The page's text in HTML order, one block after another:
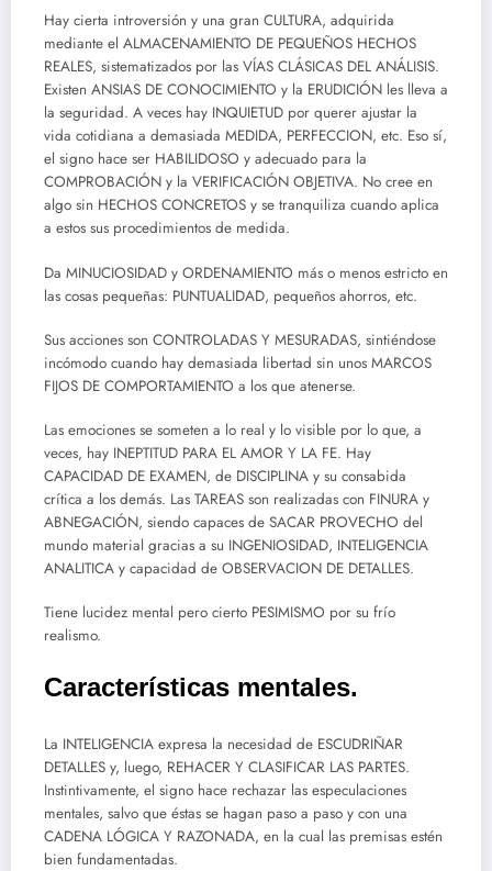
Hay cierta introversión y una gran CULTURA, adquirida
mediante el ALMACENAMIENTO DE PEQUEÑOS HECHOS
REALES, sistematizados por las VÍAS CLÁSICAS DEL ANÁLISIS.
Existen ANSIAS DE CONOCIMIENTO y la ERUDICIÓN les lleva a
la seguridad. A veces hay INQUIETUD por querer ajustar la
vida cotidiana a demasiada MEDIDA, PERFECCION, etc. Eso sí,
el signo hace ser HABILIDOSO y adecuado para la
COMPROBACIÓN y la VERIFICACIÓN OBJETIVA. No cree en
algo sin HECHOS CONCRETOS y se tranquiliza cuando aplica
a estos sus procedimientos de medida.
Da MINUCIOSIDAD y ORDENAMIENTO más o menos estricto en
las cosas pequeñas: PUNTUALIDAD, pequeños ahorros, etc.
Sus acciones son CONTROLADAS Y MESURADAS, sintiéndose
incómodo cuando hay demasiada libertad sin unos MARCOS
FIJOS DE COMPORTAMIENTO a los que atenerse.
Las emociones se someten a lo real y lo visible por lo que, a
veces, hay INEPTITUD PARA EL AMOR Y LA FE. Hay
CAPACIDAD DE EXAMEN, de DISCIPLINA y su consabida
crítica a los demás. Las TAREAS son realizadas con FINURA y
ABNEGACIÓN, siendo capaces de SACAR PROVECHO del
mundo material gracias a su INGENIOSIDAD, INTELIGENCIA
ANALITICA y capacidad de OBSERVACION DE DETALLES.
Tiene lucidez mental pero cierto PESIMISMO por su frío
realismo.
Características mentales.
La INTELIGENCIA expresa la necesidad de ESCUDRIÑAR
DETALLES y, luego, REHACER Y CLASIFICAR LAS PARTES.
Instintivamente, el signo hace rechazar las especulaciones
mentales, salvo que éstas se hagan paso a paso y con una
CADENA LÓGICA Y RAZONADA, en la cual las premisas estén
bien fundamentadas.